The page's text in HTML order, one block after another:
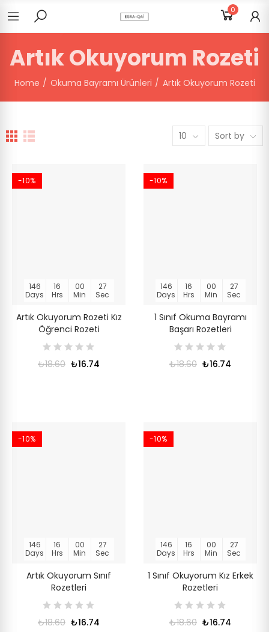
0
Artık Okuyorum Rozeti
Home Okuma Bayramı Ürünleri Artık Okuyorum Rozeti
10 Sort by
-10%
146
Days
16
Hrs
00
Min
27
Sec
Artık Okuyorum Rozeti Kız
Öğrenci Rozeti
₺18.60 ₺16.74
-10%
146
Days
16
Hrs
00
Min
27
Sec
1 Sınıf Okuma Bayramı
Başarı Rozetleri
₺18.60 ₺16.74
-10%
146
Days
16
Hrs
00
Min
27
Sec
Artık Okuyorum Sınıf
Rozetleri
₺18.60 ₺16.74
-10%
146
Days
16
Hrs
00
Min
27
Sec
1 Sınıf Okuyorum Kız Erkek
Rozetleri
₺18.60 ₺16.74